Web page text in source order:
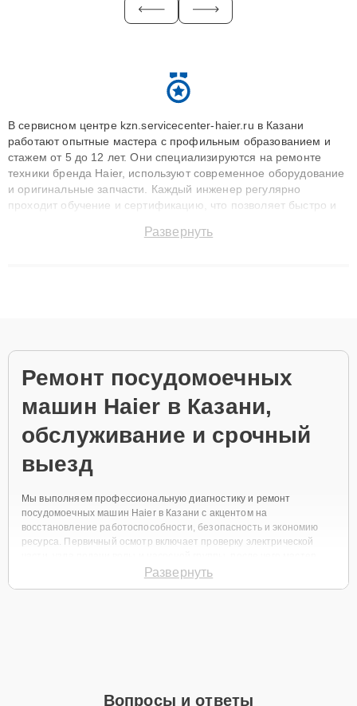
В сервисном центре kzn.servicecenter-haier.ru в Казани
работают опытные мастера с профильным образованием и
стажем от 5 до 12 лет. Они специализируются на ремонте
техники бренда Haier, используют современное оборудование
и оригинальные запчасти. Каждый инженер регулярно
проходит обучение и сертификацию, что позволяет быстро и
сохранением гарантии до 3 лет. Наши мастера решают
Развернуть
Ремонт посудомоечных
машин Haier в Казани,
обслуживание и срочный
выезд
Мы выполняем профессиональную диагностику и ремонт
посудомоечных машин Haier в Казани с акцентом на
восстановление работоспособности, безопасность и экономию
ресурса. Первичный осмотр включает проверку электрической
аккуратно согласует объём работ и ориентировочную стоимость.
минут, стоимость от 500 ₽, при дальнейшем ремонте цена
Развернуть
Вопросы и ответы